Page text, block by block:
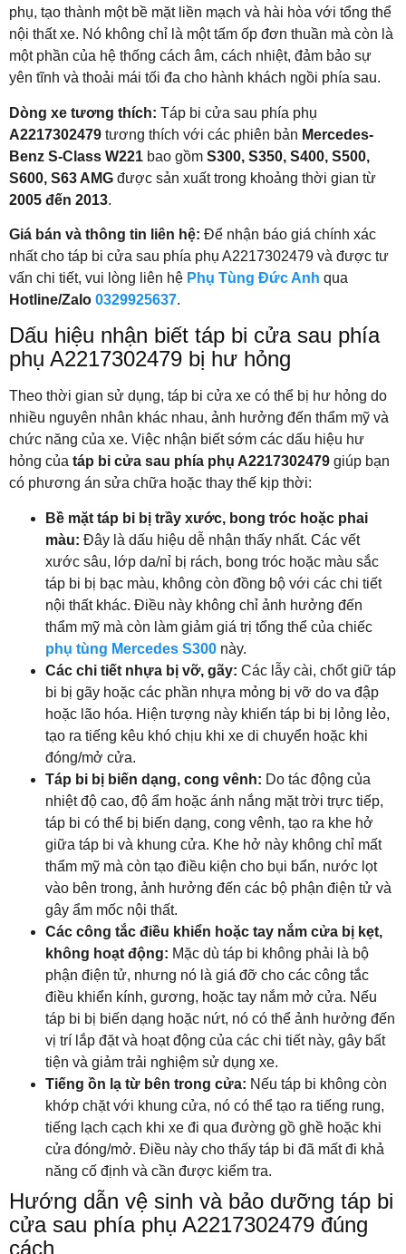
phụ, tạo thành một bề mặt liền mạch và hài hòa với tổng thể
nội thất xe. Nó không chỉ là một tấm ốp đơn thuần mà còn là
một phần của hệ thống cách âm, cách nhiệt, đảm bảo sự
yên tĩnh và thoải mái tối đa cho hành khách ngồi phía sau.
Dòng xe tương thích: Táp bi cửa sau phía phụ
A2217302479 tương thích với các phiên bản Mercedes-
Benz S-Class W221 bao gồm S300, S350, S400, S500,
S600, S63 AMG được sản xuất trong khoảng thời gian từ
2005 đến 2013.
Giá bán và thông tin liên hệ: Để nhận báo giá chính xác
nhất cho táp bi cửa sau phía phụ A2217302479 và được tư
vấn chi tiết, vui lòng liên hệ Phụ Tùng Đức Anh qua
Hotline/Zalo 0329925637.
Dấu hiệu nhận biết táp bi cửa sau phía
phụ A2217302479 bị hư hỏng
Theo thời gian sử dụng, táp bi cửa xe có thể bị hư hỏng do
nhiều nguyên nhân khác nhau, ảnh hưởng đến thẩm mỹ và
chức năng của xe. Việc nhận biết sớm các dấu hiệu hư
hỏng của táp bi cửa sau phía phụ A2217302479 giúp bạn
có phương án sửa chữa hoặc thay thế kịp thời:
Bề mặt táp bi bị trầy xước, bong tróc hoặc phai
màu: Đây là dấu hiệu dễ nhận thấy nhất. Các vết
xước sâu, lớp da/nỉ bị rách, bong tróc hoặc màu sắc
táp bi bị bạc màu, không còn đồng bộ với các chi tiết
nội thất khác. Điều này không chỉ ảnh hưởng đến
thẩm mỹ mà còn làm giảm giá trị tổng thể của chiếc
phụ tùng Mercedes S300 này.
Các chi tiết nhựa bị vỡ, gãy: Các lẫy cài, chốt giữ táp
bi bị gãy hoặc các phần nhựa mỏng bị vỡ do va đập
hoặc lão hóa. Hiện tượng này khiến táp bi bị lỏng lẻo,
tạo ra tiếng kêu khó chịu khi xe di chuyển hoặc khi
đóng/mở cửa.
Táp bi bị biến dạng, cong vênh: Do tác động của
nhiệt độ cao, độ ẩm hoặc ánh nắng mặt trời trực tiếp,
táp bi có thể bị biến dạng, cong vênh, tạo ra khe hở
giữa táp bi và khung cửa. Khe hở này không chỉ mất
thẩm mỹ mà còn tạo điều kiện cho bụi bẩn, nước lọt
vào bên trong, ảnh hưởng đến các bộ phận điện tử và
gây ẩm mốc nội thất.
Các công tắc điều khiển hoặc tay nắm cửa bị kẹt,
không hoạt động: Mặc dù táp bi không phải là bộ
phận điện tử, nhưng nó là giá đỡ cho các công tắc
điều khiển kính, gương, hoặc tay nắm mở cửa. Nếu
táp bi bị biến dạng hoặc nứt, nó có thể ảnh hưởng đến
vị trí lắp đặt và hoạt động của các chi tiết này, gây bất
tiện và giảm trải nghiệm sử dụng xe.
Tiếng ồn lạ từ bên trong cửa: Nếu táp bi không còn
khớp chặt với khung cửa, nó có thể tạo ra tiếng rung,
tiếng lạch cạch khi xe đi qua đường gồ ghề hoặc khi
cửa đóng/mở. Điều này cho thấy táp bi đã mất đi khả
năng cố định và cần được kiểm tra.
Hướng dẫn vệ sinh và bảo dưỡng táp bi
cửa sau phía phụ A2217302479 đúng
cách